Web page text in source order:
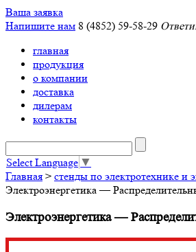
Ваша заявка
Напишите нам 8 (4852) 59-58-29
главная
продукция
о компании
доставка
дилерам
контакты
Select Language ▼
Главная > стенды по электротехнике и
Электроэнергетика —
Электроэнергетика —